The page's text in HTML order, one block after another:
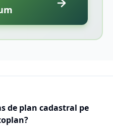
de plan cadastral pe